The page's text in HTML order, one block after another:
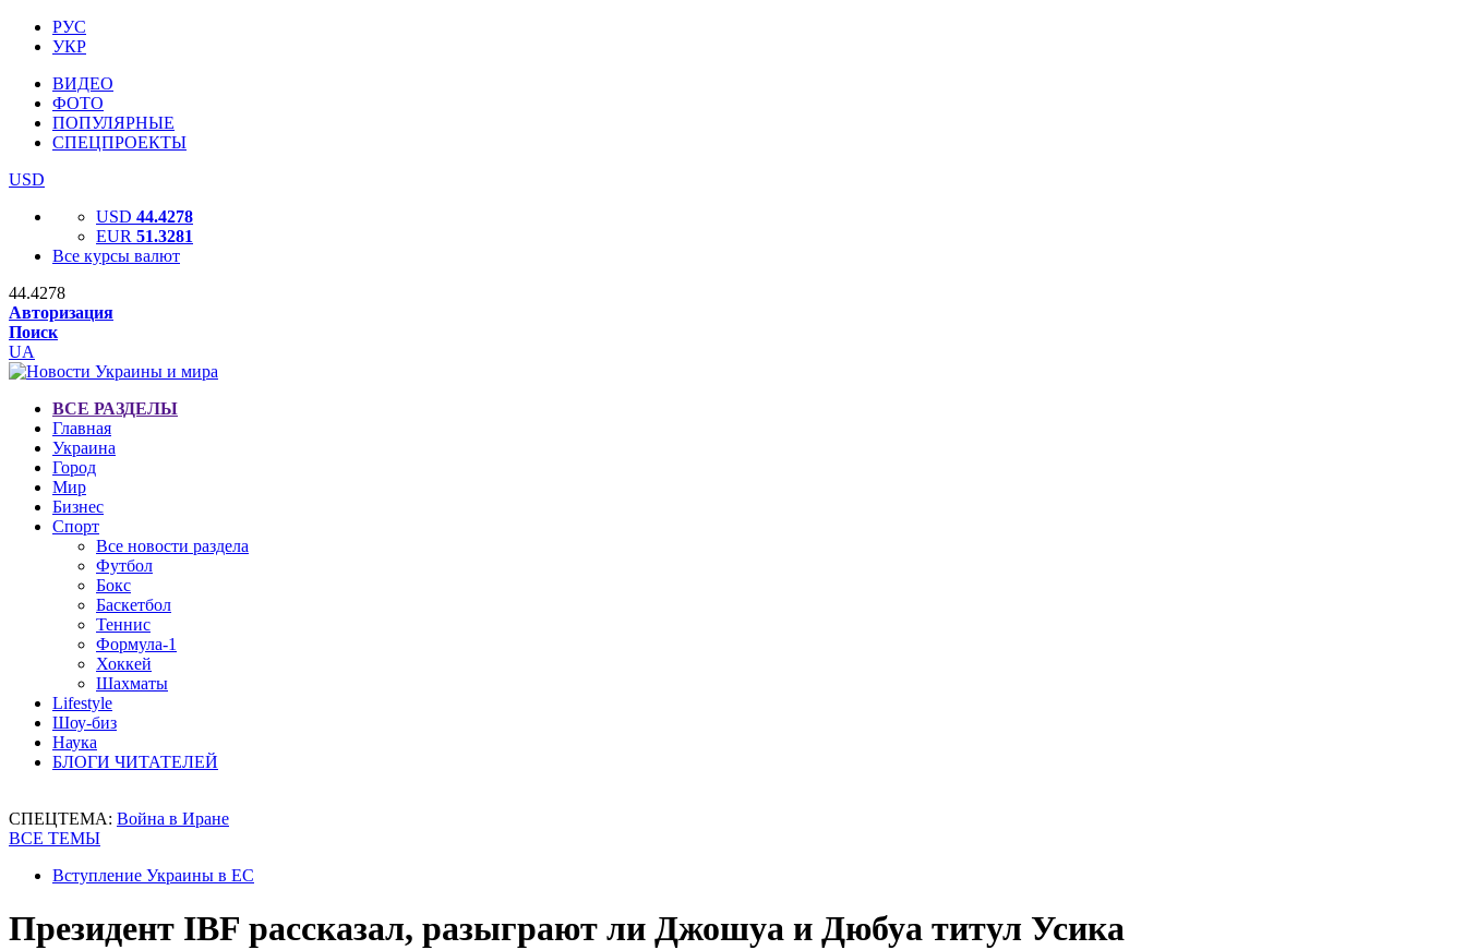
РУС
УКР
ВИДЕО
ФОТО
ПОПУЛЯРНЫЕ
СПЕЦПРОЕКТЫ
USD
USD 44.4278
EUR 51.3281
Все курсы валют
44.4278
Авторизация
Поиск
UA
ВСЕ РАЗДЕЛЫ
Главная
Украина
Город
Мир
Бизнес
Спорт
Все новости раздела
Футбол
Бокс
Баскетбол
Теннис
Формула-1
Хоккей
Шахматы
Lifestyle
Шоу-биз
Наука
БЛОГИ ЧИТАТЕЛЕЙ
СПЕЦТЕМА: Война в Иране
ВСЕ ТЕМЫ
Вступление Украины в ЕС
Президент IBF рассказал, разыграют ли Джошуа и Дюбуа титул Усика